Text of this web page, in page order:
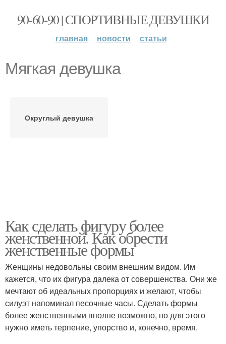
90-60-90 | СПОРТИВНЫЕ ДЕВУШКИ
главная новости статьи
Мягкая девушка
Округлый девушка
Как сделать фигуру более
женственной. Как обрести
женственные формы
Женщины недовольны своим внешним видом. Им
кажется, что их фигура далека от совершенства. Они же
мечтают об идеальных пропорциях и желают, чтобы
силуэт напоминал песочные часы. Сделать формы
более женственными вполне возможно, но для этого
нужно иметь терпение, упорство и, конечно, время.